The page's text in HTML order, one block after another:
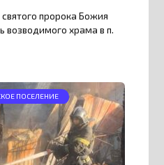
пророка Божия
возводимого храма в п.
ПОСЕЛЕНИЕ